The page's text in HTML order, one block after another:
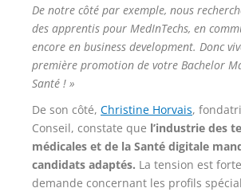
De notre côté par exemple, nous
des apprentis pour MedInTechs, en
encore en business development. Donc
première promotion de votre Bachelor
Santé ! »
De son côté, Christine Horvais,
Conseil, constate que l’industrie des
médicales et de la Santé digitale
candidats adaptés. La tension est
demande concernant les profils